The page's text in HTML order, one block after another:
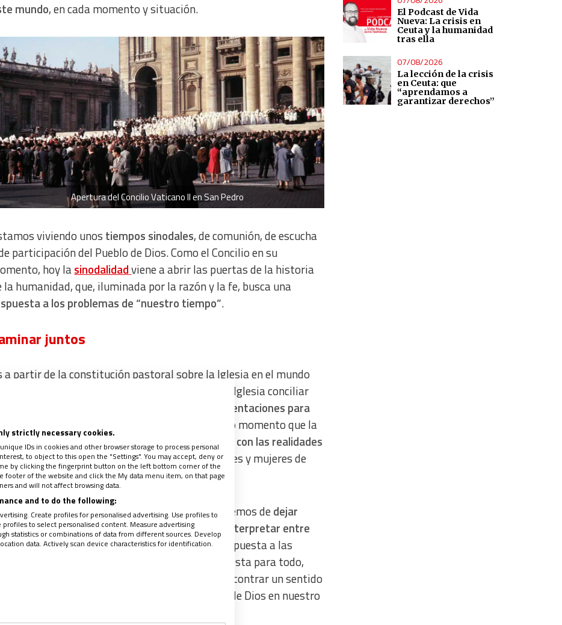
mundo, en cada momento y situación.
Apertura del Concilio Vaticano II en San Pedro
viviendo unos tiempos sinodales, de comunión, de escucha
participación del Pueblo de Dios. Como el Concilio en su
hoy lasinodalidadviene a abrir las puertas de la historia
la humanidad, que, iluminada por la razón y la fe, busca una
a los problemas de “nuestro tiempo”.
juntos
a partir de la constitución pastoral sobre la Iglesia en el mundo
, cuando la Iglesia conciliar
orientaciones para
. Es la propuesta para hacer en todo momento que la
sea de verdad un Pueblo de Dios;
en diálogo con las realidades
nuestra sociedad, y abiertos a todos los hombres y mujeres de
voluntad.
ardua tarea, ciertamente, pero siempre nos hemos dedejar
por el Espíritu Santoy, con discernimiento,
interpretar entre
“los signos de los tiempos”para dar una respuesta a las
de las personas. No tenemos la respuesta para todo,
sí la voluntad de hacer camino juntos para encontrar un sentido
la vida, que dé esperanza, confianza y presencia de Dios en nuestro
El Podcast de Vida
Nueva: La crisis en
Ceuta y la humanidad
tras ella
07/08/2026
La lección de la crisis
en Ceuta: que
“aprendamos a
garantizar derechos”
strictly necessary cookies.
IDs in cookies and other browser storage to process personal
to object to this open the "Settings". You may accept, deny or
by clicking the fingerprint button on the left bottom corner of the
of the website and click the My data menu item, on that page
and will not affect browsing data.
and to do the following:
Create profiles for personalised advertising. Use profiles to
to select personalised content. Measure advertising
statistics or combinations of data from different sources. Develop
data. Actively scan device characteristics for identification.